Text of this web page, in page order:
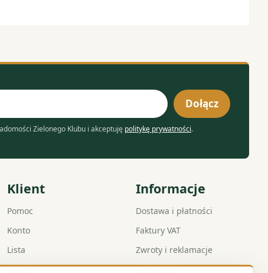
Dołącz
Zielonego Klubu i akceptuję politykę prywatności.
Klient
Pomoc
Konto
Lista
Koszyk
Informacje
Dostawa i płatności
Faktury VAT
Zwroty i reklamacje
Regulamin